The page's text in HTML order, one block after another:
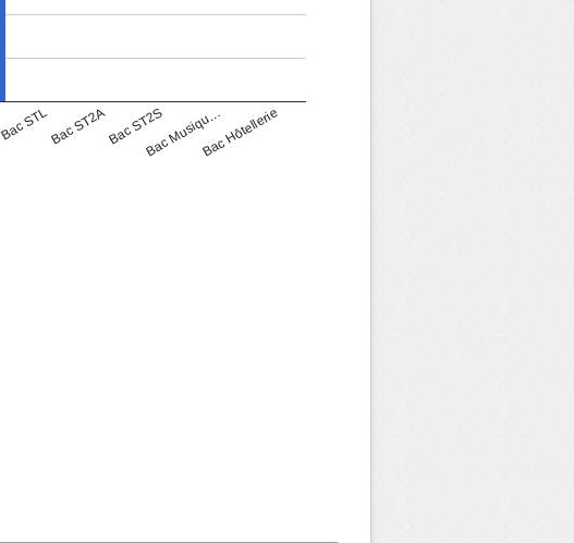
Bac STLBac ST2ABac ST2SBac Musiqu…Bac Hôtellerie